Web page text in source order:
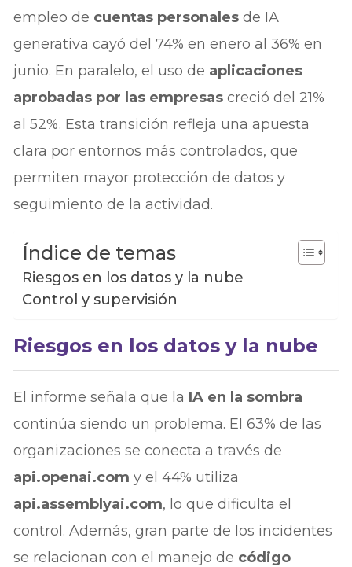
empleo de cuentas personales de IA
generativa cayó del 74% en enero al 36% en
junio. En paralelo, el uso de aplicaciones
aprobadas por las empresas creció del 21%
al 52%. Esta transición refleja una apuesta
clara por entornos más controlados, que
permiten mayor protección de datos y
seguimiento de la actividad.
Índice de temas
Riesgos en los datos y la nube
Control y supervisión
Riesgos en los datos y la nube
El informe señala que la IA en la sombra
continúa siendo un problema. El 63% de las
organizaciones se conecta a través de
api.openai.com y el 44% utiliza
api.assemblyai.com, lo que dificulta el
control. Además, gran parte de los incidentes
se relacionan con el manejo de código